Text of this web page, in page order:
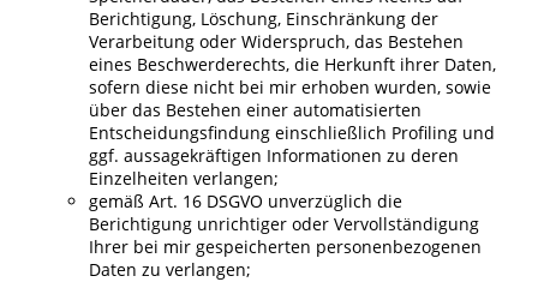
Berichtigung, Löschung, Einschränkung der
Verarbeitung oder Widerspruch, das Bestehen
eines Beschwerderechts, die Herkunft ihrer Daten,
sofern diese nicht bei mir erhoben wurden, sowie
über das Bestehen einer automatisierten
Entscheidungsfindung einschließlich Profiling und
ggf. aussagekräftigen Informationen zu deren
Einzelheiten verlangen;
gemäß Art. 16 DSGVO unverzüglich die
Berichtigung unrichtiger oder Vervollständigung
Ihrer bei mir gespeicherten personenbezogenen
Daten zu verlangen;